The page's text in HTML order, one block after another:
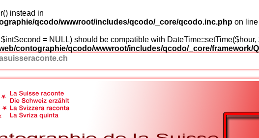
instead in
qcodo/wwwroot/includes/qcodo/_core/qcodo.inc.php on line
= NULL) should be compatible with
contographie/qcodo/wwwroot/includes/qcodo/_core/framework/